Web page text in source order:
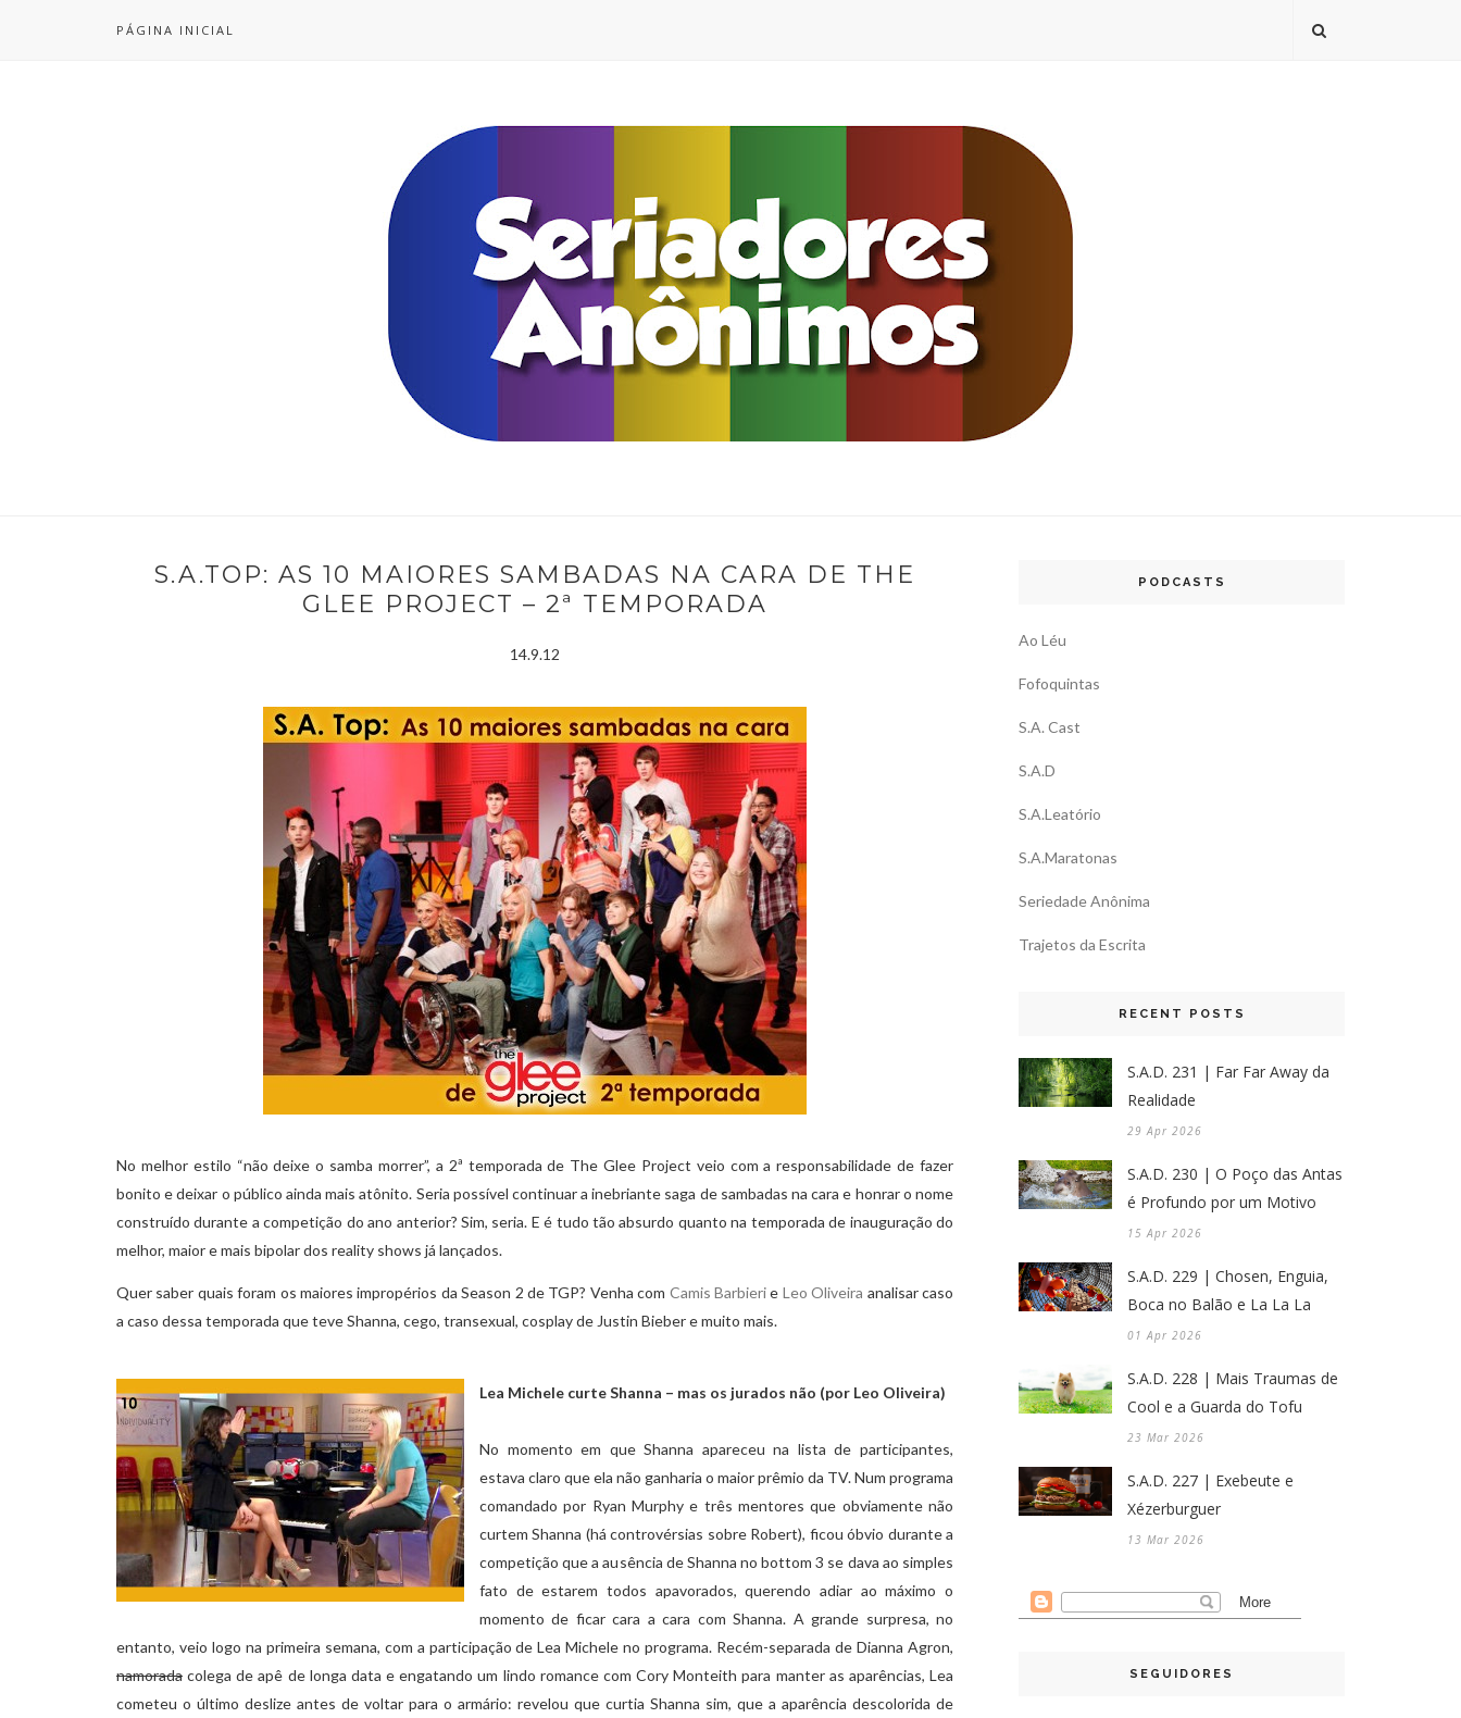
PÁGINA INICIAL
S.A.TOP: AS 10 MAIORES SAMBADAS NA CARA DE THE
GLEE PROJECT – 2ª TEMPORADA
14.9.12
No melhor estilo “não deixe o samba morrer”, a 2ª temporada de The Glee Project veio com a responsabilidade de fazer
bonito e deixar o público ainda mais atônito. Seria possível continuar a inebriante saga de sambadas na cara e honrar o nome
construído durante a competição do ano anterior? Sim, seria. E é tudo tão absurdo quanto na temporada de inauguração do
melhor, maior e mais bipolar dos reality shows já lançados.
Quer saber quais foram os maiores impropérios da Season 2 de TGP? Venha com Camis Barbierie Leo Oliveira analisar caso
a caso dessa temporada que teve Shanna, cego, transexual, cosplay de Justin Bieber e muito mais.
Lea Michele curte Shanna – mas os jurados não (por Leo Oliveira)
No momento em que Shanna apareceu na lista de participantes,
estava claro que ela não ganharia o maior prêmio da TV. Num programa
comandado por Ryan Murphy e três mentores que obviamente não
curtem Shanna (há controvérsias sobre Robert), ficou óbvio durante a
competição que a ausência de Shanna no bottom 3 se dava ao simples
fato de estarem todos apavorados, querendo adiar ao máximo o
momento de ficar cara a cara com Shanna. A grande surpresa, no
entanto, veio logo na primeira semana, com a participação de Lea Michele no programa. Recém-separada de Dianna Agron,
namorada colega de apê de longa data e engatando um lindo romance com Cory Monteith para manter as aparências, Lea
cometeu o último deslize antes de voltar para o armário: revelou que curtia Shanna sim, que a aparência descolorida de
PODCASTS
Ao Léu
Fofoquintas
S.A. Cast
S.A.D
S.A.Leatório
S.A.Maratonas
Seriedade Anônima
Trajetos da Escrita
RECENT POSTS
S.A.D. 231 | Far Far Away da
Realidade
29 Apr 2026
S.A.D. 230 | O Poço das Antas
é Profundo por um Motivo
15 Apr 2026
S.A.D. 229 | Chosen, Enguia,
Boca no Balão e La La La
01 Apr 2026
S.A.D. 228 | Mais Traumas de
Cool e a Guarda do Tofu
23 Mar 2026
S.A.D. 227 | Exebeute e
Xézerburguer
13 Mar 2026
SEGUIDORES